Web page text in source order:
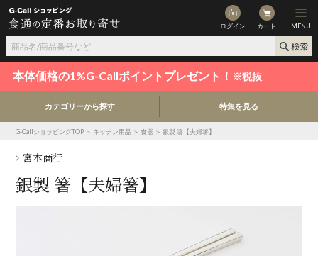
ログイン カート MENU
本体価格の1%G-Callポイントプレゼント！ ※税抜
カテゴリーから探す 特集を見る
G-CallショッピングTOP ＞ キッチン用品 ＞食器 ＞ 銀製 箸【夫婦箸】
宮本商行
銀製 箸【夫婦箸】